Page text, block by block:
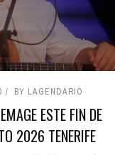
BY LAGENDARIO
ESTE FIN DE
2026 TENERIFE